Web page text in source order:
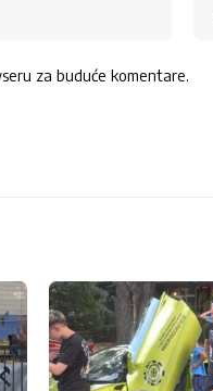
za buduće komentare.